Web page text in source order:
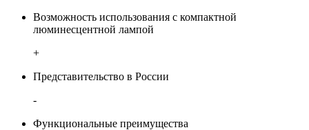
Возможность использования с компактной
люминесцентной лампой
+
Представительство в России
-
Функциональные преимущества